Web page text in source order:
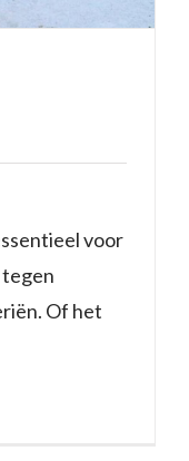
voor
Of het